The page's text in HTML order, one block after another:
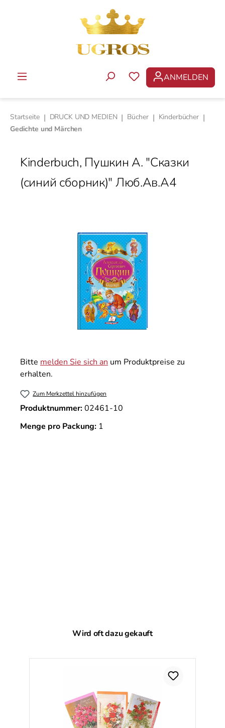
DU HAST 0
ANMELDEN
Startseite | DRUCK UND MEDIEN | Bücher | Kinderbücher |
Gedichte und Märchen
Kinderbuch, Пушкин А. "Сказки
(синий сборник)" Люб.Ав.А4
Bitte melden Sie sich an um Produktpreise zu
erhalten.
Zum Merkzettel hinzufügen
Produktnummer:02461-10
Menge pro Packung: 1
Produktgalerie überspringen
Wird oft dazu gekauft